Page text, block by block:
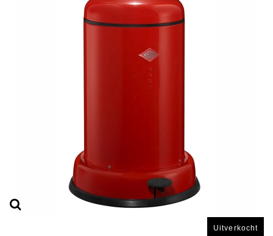
Uitverkocht